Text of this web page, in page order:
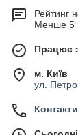
Рейтинг
Менше 5
Працює
м. Київ
ул.
Контакти